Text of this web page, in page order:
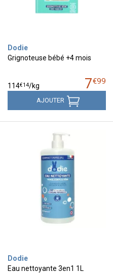
Dodie
Grignoteuse bébé +4 mois
7€99
114€14/kg
AJOUTER
Dodie
Eau nettoyante 3en1 1L